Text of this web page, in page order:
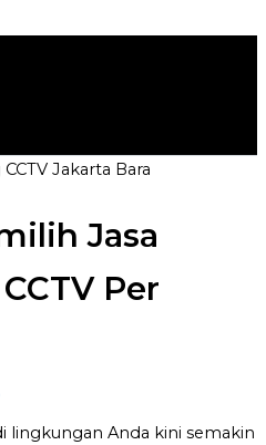
Jasa
Per
lingkungan Anda kini semakin